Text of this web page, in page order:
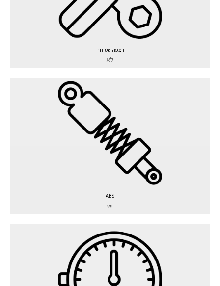
רצפה שטוחה
לא
ABS
יש